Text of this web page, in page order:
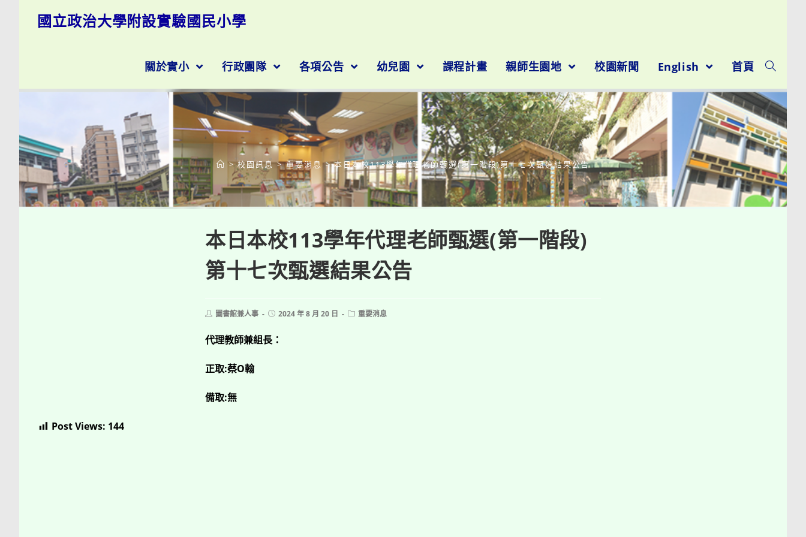
國立政治大學附設實驗國民小學
關於實小 行政團隊 各項公告 幼兒園 課程計畫 親師生園地 校園新聞 English 首頁
部落格
> 校園訊息 > 重要消息 > 本日本校113學年代理老師甄選(第一階段)第十七次甄選結果公告
本日本校113學年代理老師甄選(第一階段)
第十七次甄選結果公告
Post圖書館兼人事
Post2024 年 8 月 20 日
Post重要消息
代理教師兼組長：
正取:蔡O翰
備取:無
Post Views: 144